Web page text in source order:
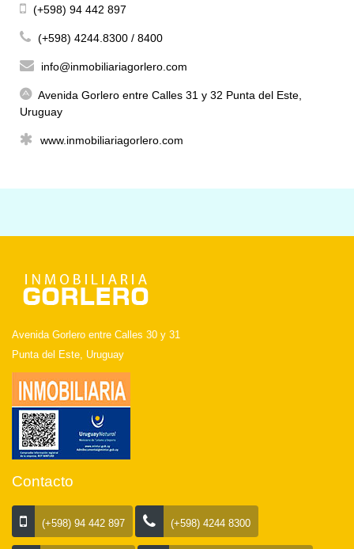
(+598) 94 442 897
(+598) 4244.8300 / 8400
info@inmobiliariagorlero.com
Avenida Gorlero entre Calles 31 y 32 Punta del Este,
Uruguay
www.inmobiliariagorlero.com
Avenida Gorlero entre Calles 30 y 31
Punta del Este, Uruguay
Contacto
(+598) 94 442 897 (+598) 4244 8300